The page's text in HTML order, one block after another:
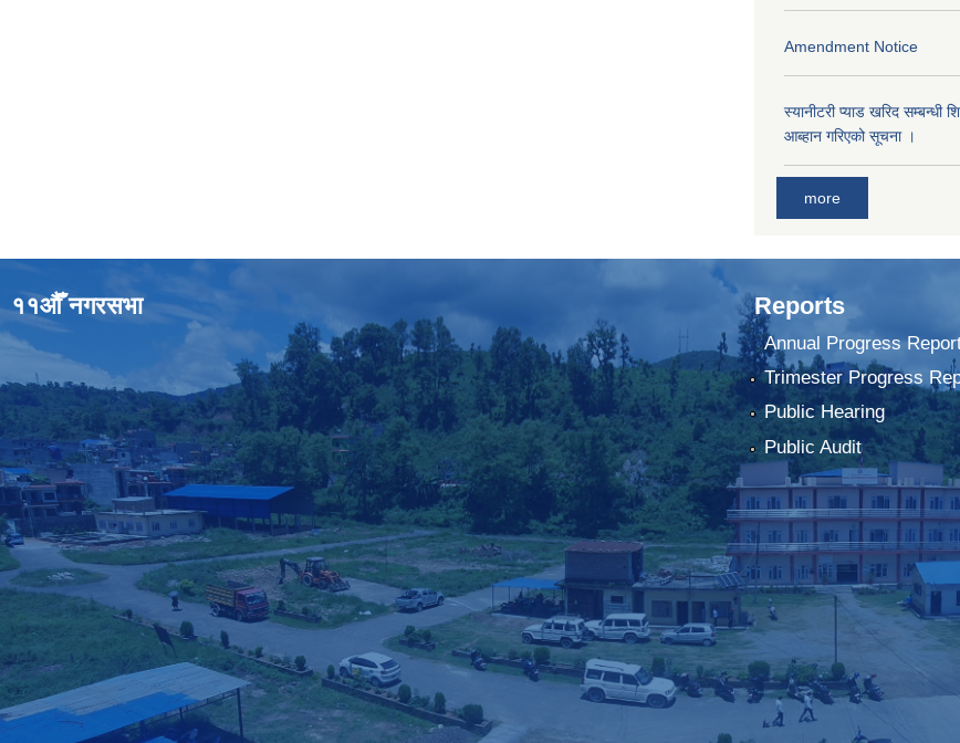
Amendment Notice
स्यानीटरी प्याड खरिद सम्बन्धी
आब्हान गरिएको सूचना ।
more
११औँ नगरसभा Reports
Annual Progress
Trimester Progress
Public Hearing
Public Audit